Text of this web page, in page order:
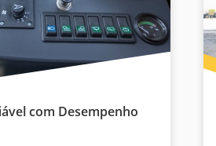
com Desempenho